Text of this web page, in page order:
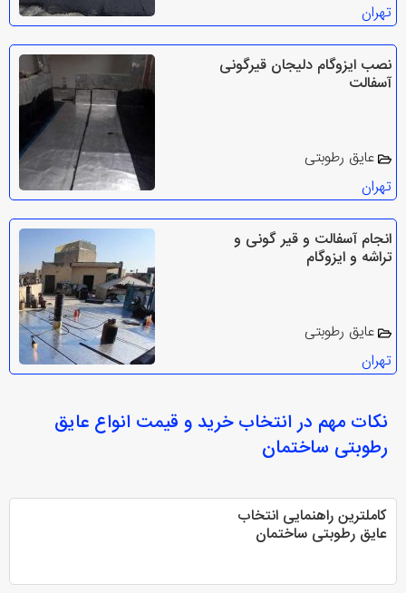
تهران
نصب ایزوگام دلیجان قیرگونی
آسفالت
عایق رطوبتی
تهران
انجام آسفالت و قیر گونی و
تراشه و ایزوگام
عایق رطوبتی
تهران
نکات مهم در انتخابخرید و قیمت انواع عایق
رطوبتی ساختمان
کاملترین راهنمایی انتخاب
عایق رطوبتی ساختمان